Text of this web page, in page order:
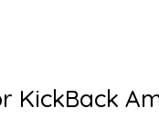
KickBack